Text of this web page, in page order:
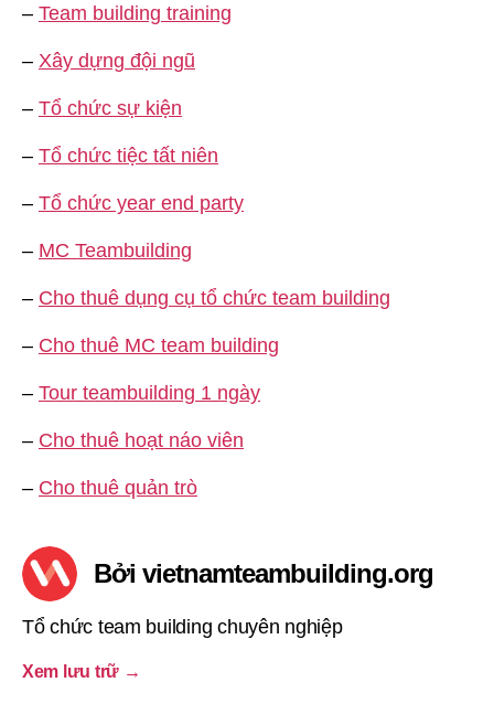
– Team building training
– Xây dựng đội ngũ
– Tổ chức sự kiện
– Tổ chức tiệc tất niên
– Tổ chức year end party
– MC Teambuilding
– Cho thuê dụng cụ tổ chức team building
– Cho thuê MC team building
– Tour teambuilding 1 ngày
– Cho thuê hoạt náo viên
– Cho thuê quản trò
Bởi vietnamteambuilding.org
Tổ chức team building chuyên nghiệp
Xem lưu trữ →